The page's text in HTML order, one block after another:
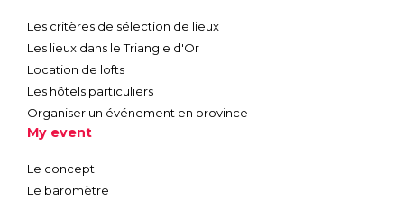
Les critères de sélection de lieux
Les lieux dans le Triangle d'Or
Location de lofts
Les hôtels particuliers
Organiser un événement en province
My event
Le concept
Le baromètre